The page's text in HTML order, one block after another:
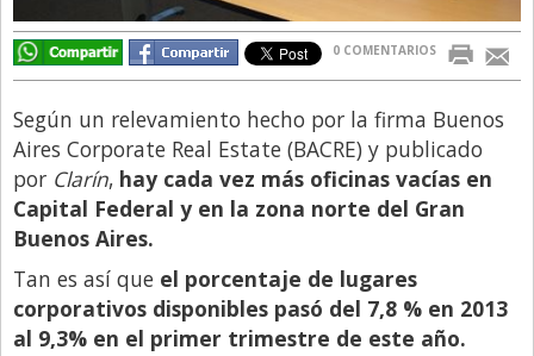
El Innovador
El Precio Que Yo Ví
Entrevista
Entrevista Exclusiva
Finanzas
Internacionales
La Opinión del Director
0 COMENTARIOS
Según un relevamiento hecho por la firma Buenos
Aires Corporate Real Estate (BACRE) y publicado
por Clarín, hay cada vez más oficinas vacías en
Capital Federal y en la zona norte del Gran
Buenos Aires.
Tan es así que el porcentaje de lugares
corporativos disponibles pasó del 7,8 % en 2013
al 9,3% en el primer trimestre de este año.